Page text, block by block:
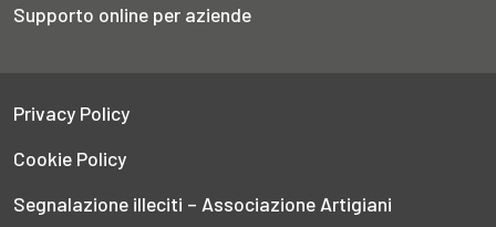
Supporto online per aziende
Privacy Policy
Cookie Policy
Segnalazione illeciti – Associazione Artigiani